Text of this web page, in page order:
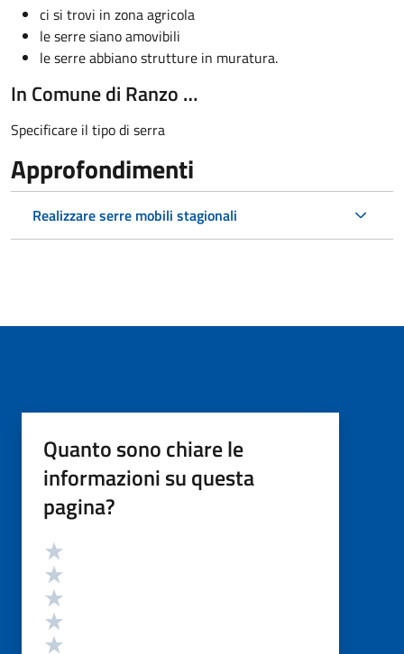
ci si trovi in zona agricola
le serre siano amovibili
le serre abbiano strutture in muratura.
In Comune di Ranzo …
Specificare il tipo di serra
Approfondimenti
Realizzare serre mobili stagionali
Quanto sono chiare le
informazioni su questa
pagina?
Valutazione